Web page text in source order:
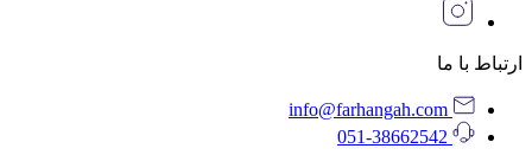
ارتباط با ما
info@farhangah.com
051-38662542